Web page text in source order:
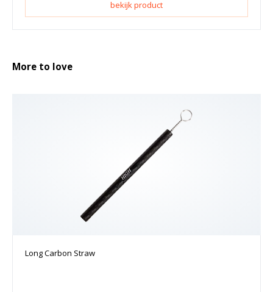
bekijk product
More to love
Long Carbon Straw